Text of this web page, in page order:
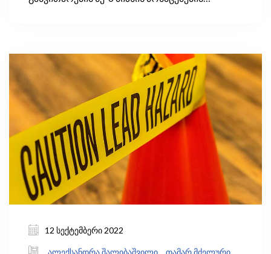
განვითარებადი ქვეყნები) რეგულარულად არ
აგროვებს წყლის ხარისხის შესახებ მონაცემებს.
12 სექტემბერი 2022
ალექსანდრა შალიბაშვილი, თამარ მძელური,